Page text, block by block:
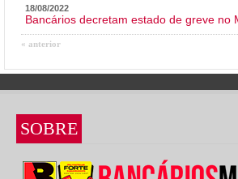
18/08/2022
Bancários decretam estado de greve no
« anterior
SOBRE